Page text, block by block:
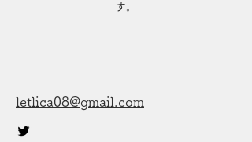
す。
letlica08@gmail.com